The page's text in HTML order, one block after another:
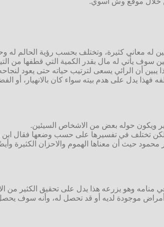
له معاني كثيرة، وتختلف بحسب رؤية الحالم له
يأتي له مال بقدر الكمية التي قطفها من
أن الرائي يسعى لترتيب حياته حتى يعود
يدل على هدم بيته سواء كان بالانهيار، أو
ويكون حوله بعض من الاشخاص السيئين.
تختلف في تفسيرها على حسب وضعها فقال ابن
حيث أن معناها الهموم والاحزان الكثيرة
وهو يزرعه هذا يدل على تحقيق الكثير من
أمراض موجودة لديه أو قد تحصل له، وأنه سوف